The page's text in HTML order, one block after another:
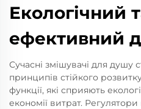
Екологічний
ефективний
Сучасні змішувачі для душу
принципів стійкого
функції, які сприяють
економії витрат.